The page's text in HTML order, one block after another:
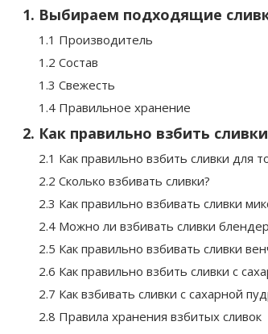
1. Выбираем подходящие
1.1 Производитель
1.2 Состав
1.3 Свежесть
1.4 Правильное хранение
2. Как правильно взбить сливки
2.1 Как правильно взбить сливки для
2.2 Сколько взбивать сливки?
2.3 Как правильно взбивать сливки
2.4 Можно ли взбивать сливки
2.5 Как правильно взбивать сливки
2.6 Как правильно взбить сливки с
2.7 Как взбивать сливки с сахарной
2.8 Правила хранения взбитых сливок